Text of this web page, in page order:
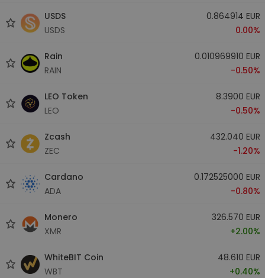
USDS
USDS
0.864914 EUR
0.00%
Rain
RAIN
0.010969910 EUR
-0.50%
LEO Token
LEO
8.3900 EUR
-0.50%
Zcash
ZEC
432.040 EUR
-1.20%
Cardano
ADA
0.172525000 EUR
-0.80%
Monero
XMR
326.570 EUR
+2.00%
WhiteBIT Coin
WBT
48.610 EUR
+0.40%